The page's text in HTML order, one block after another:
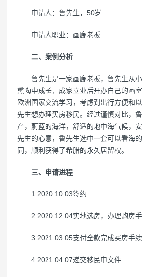
申请人：鲁先生，50岁
申请人职业：画廊老板
二、案例分析
鲁先生是一家画廊老板，鲁先生从小
熏陶中成长，成家立业后开办自己的画
欧洲国家交流学习，考虑到出行方便和
先生想办理买房移民。经过谨慎对比，
产，蔚蓝的海洋，舒适的地中海气候，
先生的心意，鲁先生选中一套可以看海
同，顺利获得了希腊的永久居留权。
三、申请进程
1.2020.10.03签约
2.2020.12.04实地选房，办理购房
3.2021.03.05支付全款完成买房手续
4.2021.04.07递交移民申文件